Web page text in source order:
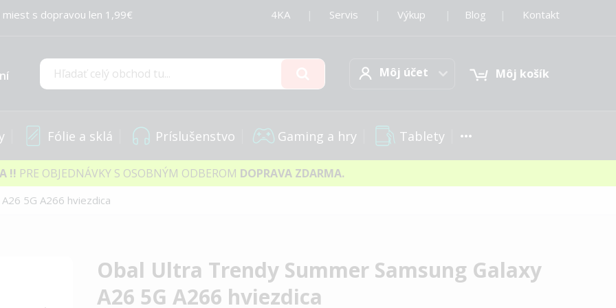
s dopravou len 1,99€ 4KA Servis Výkup Blog Kontakt
Hľadať
Môj účetMôj účet Môj košík
Fólie a sklá Príslušenstvo Gaming a hry Tablety
!! PRE OBJEDNÁVKY S OSOBNÝM ODBEROM DOPRAVA ZDARMA.
5G A266 hviezdica
Obal Ultra Trendy Summer Samsung Galaxy
A26 5G A266 hviezdica